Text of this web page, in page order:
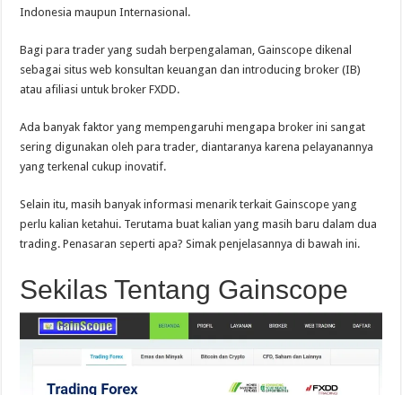
Indonesia maupun Internasional.
Bagi para trader yang sudah berpengalaman, Gainscope dikenal
sebagai situs web konsultan keuangan dan introducing broker (IB)
atau afiliasi untuk broker FXDD.
Ada banyak faktor yang mempengaruhi mengapa broker ini sangat
sering digunakan oleh para trader, diantaranya karena pelayanannya
yang terkenal cukup inovatif.
Selain itu, masih banyak informasi menarik terkait Gainscope yang
perlu kalian ketahui. Terutama buat kalian yang masih baru dalam dua
trading. Penasaran seperti apa? Simak penjelasannya di bawah ini.
Sekilas Tentang Gainscope